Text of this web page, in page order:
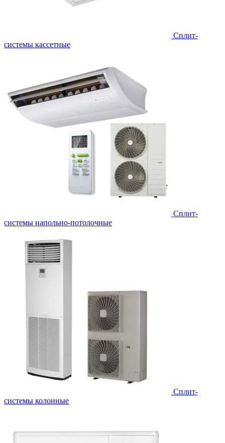
Сплит-
системы кассетные
Сплит-
системы напольно-потолочные
Cплит-
системы колонные